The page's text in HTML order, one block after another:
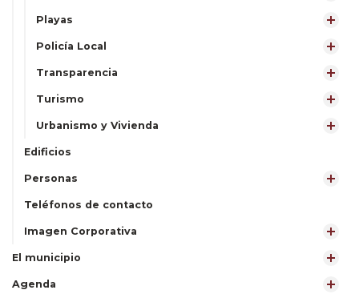
Playas
Policía Local
Transparencia
Turismo
Urbanismo y Vivienda
Edificios
Personas
Teléfonos de contacto
Imagen Corporativa
El municipio
Agenda